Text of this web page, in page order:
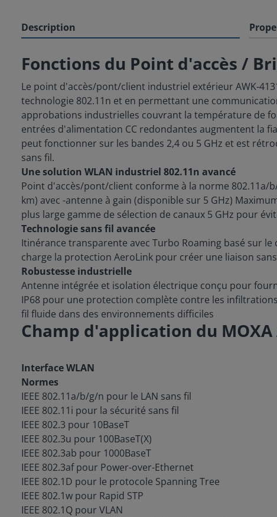
Description
Fonctions du Point d'accès /
Le point d'accès/pont/client industriel extérieur AWK-
technologie 802.11n et en permettant une
approbations industrielles couvrant la température de
entrées d'alimentation CC redondantes augmentent la
peut fonctionner sur les bandes 2,4 ou 5 GHz et est
sans fil.
Une solution WLAN industriel 802.11n avancé
Point d'accès/pont/client conforme à la norme 802.11a/
km) avec -antenne à gain (disponible sur 5 GHz)
plus large gamme de sélection de canaux 5 GHz pour
Technologie sans fil avancée
Itinérance transparente avec Turbo Roaming basé sur
charge la protection AeroLink pour créer une liaison
Robustesse industrielle
Antenne intégrée et isolation électrique conçu pour
IP68 pour une protection complète contre les
fil fluide dans des environnements difficiles
Champ d'application du MOXA
Interface WLAN
Normes
IEEE 802.11a/b/g/n pour le LAN sans fil
IEEE 802.11i pour la sécurité sans fil
IEEE 802.3 pour 10BaseT
IEEE 802.3u pour 100BaseT(X)
IEEE 802.3ab pour 1000BaseT
IEEE 802.3af pour Power-over-Ethernet
IEEE 802.1D pour le protocole Spanning Tree
IEEE 802.1w pour Rapid STP
IEEE 802.1Q pour VLAN